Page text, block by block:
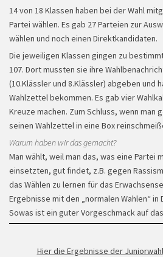
14 von 18 Klassen haben bei der Wahl
Partei wählen. Es gab 27 Parteien zur
wählen und noch einen Direktkandidaten.
Die jeweiligen Klassen gingen zu
107. Dort mussten sie ihre
(10.Klässler und 8.Klässler) abgeben und
Wahlzettel bekommen. Es gab vier
Kreuze machen. Zum Schluss, wenn man
seinen Wahlzettel in eine Box
Warum haben wir das gemacht?
Man wählt, weil man das, was eine Partei
einsetzten, gut findet, z.B. gegen
das Wählen zu lernen für das
Ergebnisse mit den „normalen Wahlen“
Sowas ist ein guter Vorgeschmack auf
Hier die Ergebnisse der